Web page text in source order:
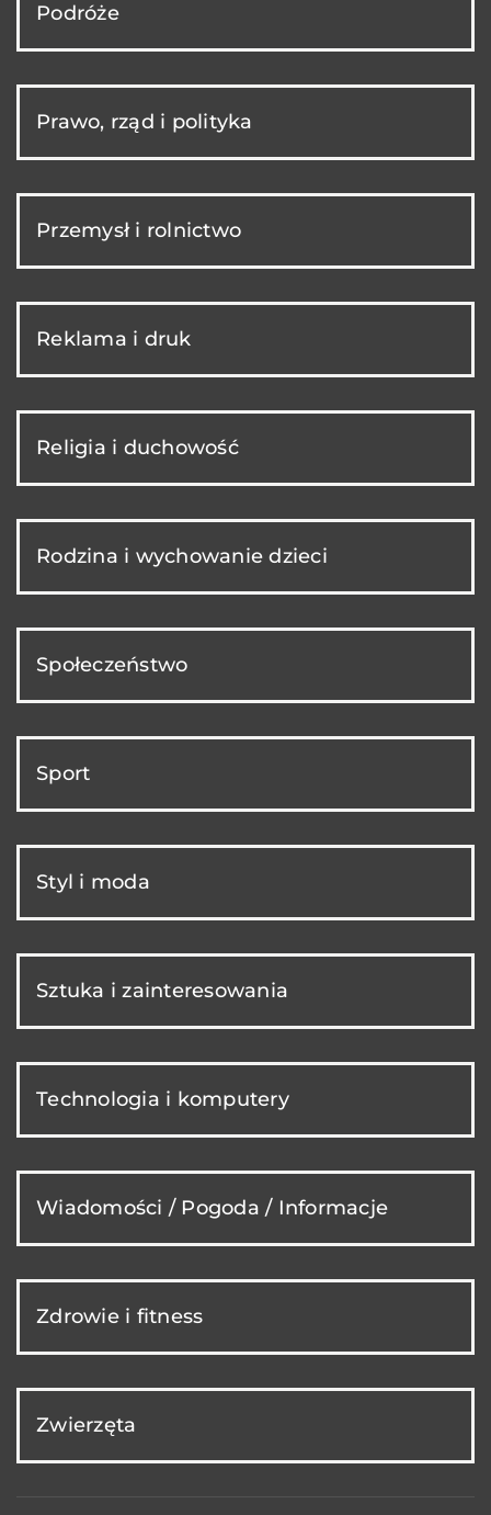
Podróże
Prawo, rząd i polityka
Przemysł i rolnictwo
Reklama i druk
Religia i duchowość
Rodzina i wychowanie dzieci
Społeczeństwo
Sport
Styl i moda
Sztuka i zainteresowania
Technologia i komputery
Wiadomości / Pogoda / Informacje
Zdrowie i fitness
Zwierzęta